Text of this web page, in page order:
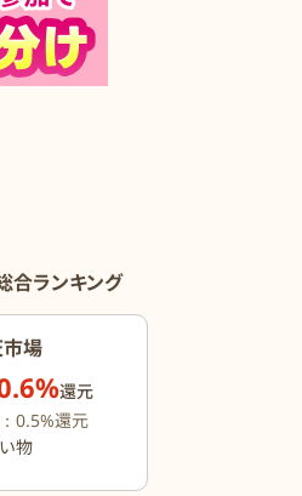
合ランキング
場
還元
0.5%還元
物